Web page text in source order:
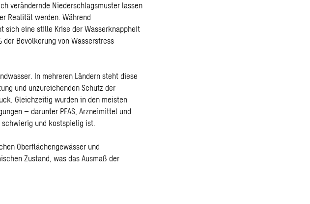
verändernde Niederschlagsmuster lassen
Realität werden. Während
sich eine stille Krise der Wasserknappheit
Bevölkerung von Wasserstress
In mehreren Ländern steht diese
und unzureichenden Schutz der
Gleichzeitig wurden in den meisten
– darunter PFAS, Arzneimittel und
und kostspielig ist.
Oberflächengewässer und
Zustand, was das Ausmaß der